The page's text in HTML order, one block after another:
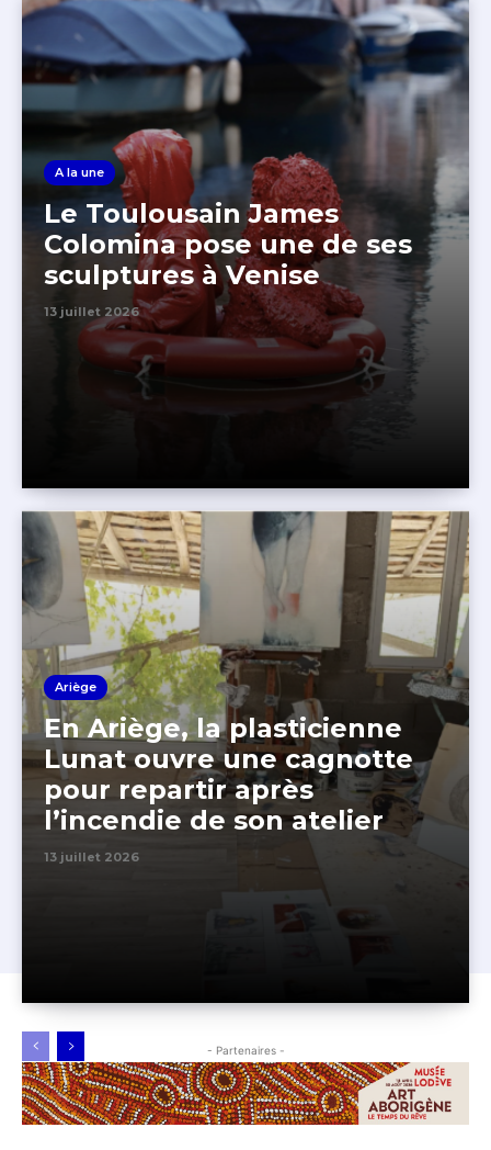
A la une
Le Toulousain James
Colomina pose une de ses
sculptures à Venise
13 juillet 2026
Ariège
En Ariège, la plasticienne
Lunat ouvre une cagnotte
pour repartir après
l’incendie de son atelier
13 juillet 2026
- Partenaires -